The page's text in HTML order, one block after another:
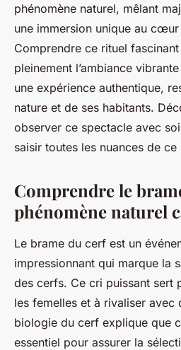
phénomène naturel, mêlant
une immersion unique au
Comprendre ce rituel
pleinement l’ambiance
une expérience authentique,
nature et de ses habitants.
observer ce spectacle avec
saisir toutes les nuances de
Comprendre le
phénomène naturel
Le brame du cerf est un
impressionnant qui marque la
des cerfs. Ce cri puissant sert
les femelles et à rivaliser avec
biologie du cerf explique que
essentiel pour assurer la